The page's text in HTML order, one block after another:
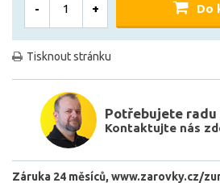
- + Do
Tisknout stránku
Potřebujete radu
Kontaktujte nás
Záruka 24 měsíců www.zarovky.cz/